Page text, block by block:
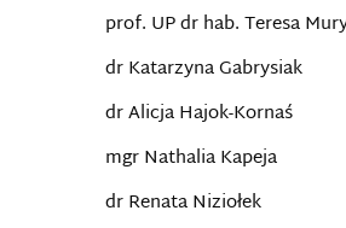
prof. UP dr hab. Teresa
dr Katarzyna Gabrysiak
dr Alicja Hajok-Kornaś
mgr Nathalia Kapeja
dr Renata Niziołek